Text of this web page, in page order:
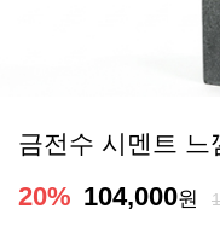
금전수 시멘트
20% 104,000원